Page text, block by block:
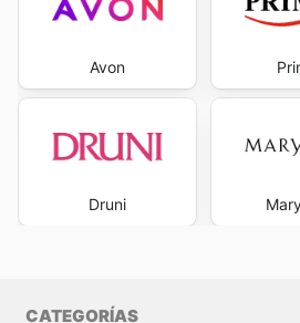
Avon
Druni
CATEGORÍAS